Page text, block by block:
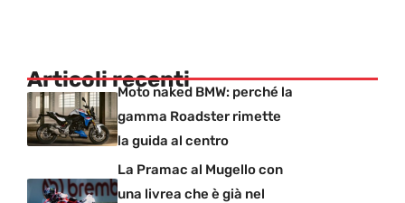
Articoli recentiMoto naked BMW: perché la
gamma Roadster rimette
la guida al centro
La Pramac al Mugello con
una livrea che è già nel